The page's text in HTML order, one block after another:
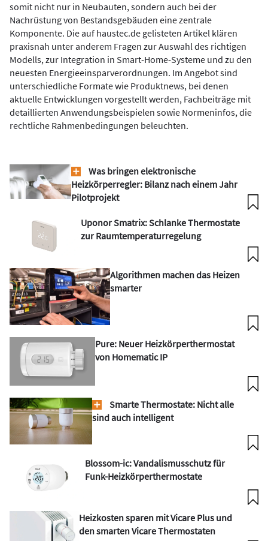
somit nicht nur in Neubauten, sondern auch bei der
Nachrüstung von Bestandsgebäuden eine zentrale
Komponente. Die auf haustec.de gelisteten Artikel klären
praxisnah unter anderem Fragen zur Auswahl des richtigen
Modells, zur Integration in Smart-Home-Systeme und zu den
neuesten Energieeinsparverordnungen. Im Angebot sind
unterschiedliche Formate wie Produktnews, bei denen
aktuelle Entwicklungen vorgestellt werden, Fachbeiträge mit
detaillierten Anwendungsbeispielen sowie Normeninfos, die
rechtliche Rahmenbedingungen beleuchten.
Was bringen elektronische
Heizkörperregler: Bilanz nach einem Jahr
Pilotprojekt
Uponor Smatrix: Schlanke Thermostate
zur Raumtemperaturregelung
Algorithmen machen das Heizen
smarter
Pure: Neuer Heizkörperthermostat
von Homematic IP
Smarte Thermostate: Nicht alle
sind auch intelligent
Blossom-ic: Vandalismusschutz für
Funk-Heizkörperthermostate
Heizkosten sparen mit Vicare Plus und
den smarten Vicare Thermostaten